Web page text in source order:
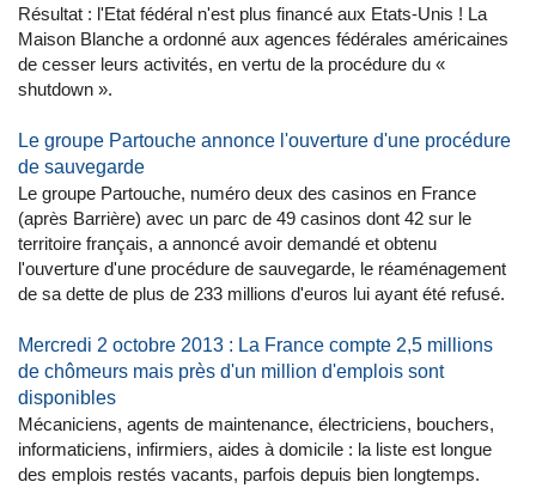
Résultat : l'Etat fédéral n'est plus financé aux Etats-Unis ! La
Maison Blanche a ordonné aux agences fédérales américaines
de cesser leurs activités, en vertu de la procédure du «
shutdown ».
Le groupe Partouche annonce l'ouverture d'une procédure
de sauvegarde
Le groupe Partouche, numéro deux des casinos en France
(après Barrière) avec un parc de 49 casinos dont 42 sur le
territoire français, a annoncé avoir demandé et obtenu
l'ouverture d'une procédure de sauvegarde, le réaménagement
de sa dette de plus de 233 millions d'euros lui ayant été refusé.
Mercredi 2 octobre 2013 : La France compte 2,5 millions
de chômeurs mais près d'un million d'emplois sont
disponibles
Mécaniciens, agents de maintenance, électriciens, bouchers,
informaticiens, infirmiers, aides à domicile : la liste est longue
des emplois restés vacants, parfois depuis bien longtemps.